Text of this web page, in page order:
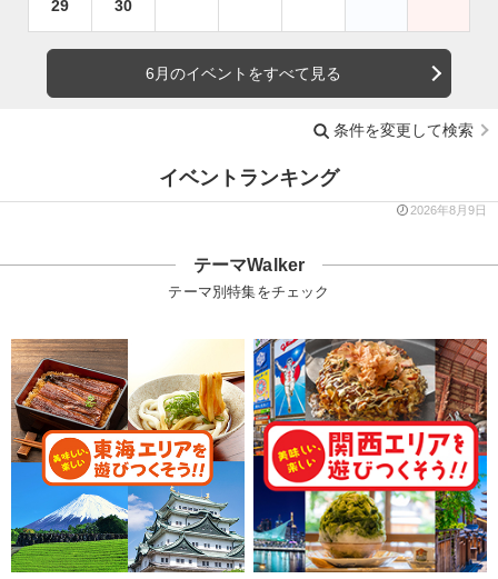
29 30
6月のイベントをすべて見る
条件を変更して検索
イベントランキング
2026年8月9日
テーマWalker
テーマ別特集をチェック